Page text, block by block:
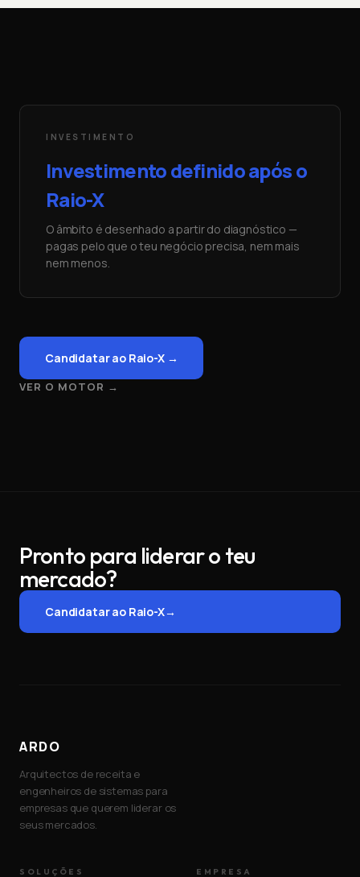
INVESTIMENTO
Investimento definido após o
Raio-X
O âmbito é desenhado a partir do diagnóstico —
pagas pelo que o teu negócio precisa, nem mais
nem menos.
Candidatar ao Raio-X →
VER O MOTOR →
Pronto para liderar o teu
mercado?
Candidatar ao Raio-X→
ARDO
Arquitectos de receita e
engenheiros de sistemas para
empresas que querem liderar os
seus mercados.
SOLUÇÕES EMPRESA